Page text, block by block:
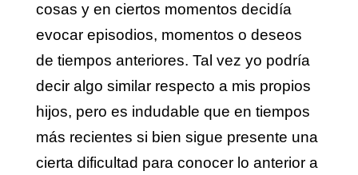
cosas y en ciertos momentos decidía
evocar episodios, momentos o deseos
de tiempos anteriores. Tal vez yo podría
decir algo similar respecto a mis propios
hijos, pero es indudable que en tiempos
más recientes si bien sigue presente una
cierta dificultad para conocer lo anterior a